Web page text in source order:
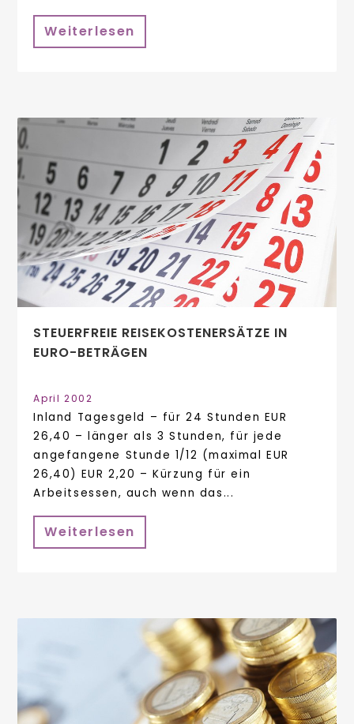
Weiterlesen
STEUERFREIE REISEKOSTENERSÄTZE IN
EURO-BETRÄGEN
April 2002
Inland Tagesgeld – für 24 Stunden EUR
26,40 – länger als 3 Stunden, für jede
angefangene Stunde 1/12 (maximal EUR
26,40) EUR 2,20 – Kürzung für ein
Arbeitsessen, auch wenn das...
Weiterlesen